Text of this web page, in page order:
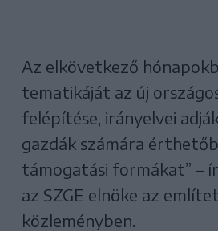
Az elkövetkező
tematikáját az új
felépítése, irányelvei
gazdák számára
támogatási formákat” –
az SZGE elnöke az
közleményben.